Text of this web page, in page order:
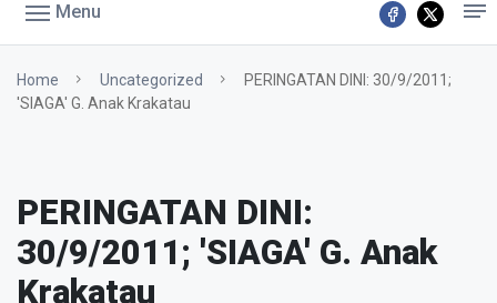
Menu
Home Uncategorized
PERINGATAN DINI: 30/9/2011;
'SIAGA' G. Anak Krakatau
PERINGATAN DINI:
30/9/2011; 'SIAGA' G. Anak
Krakatau